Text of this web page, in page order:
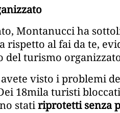
Montanucci ha
rispetto al fai da te,
del turismo
avete visto i problemi
18mila turisti
statiriprotetti senza